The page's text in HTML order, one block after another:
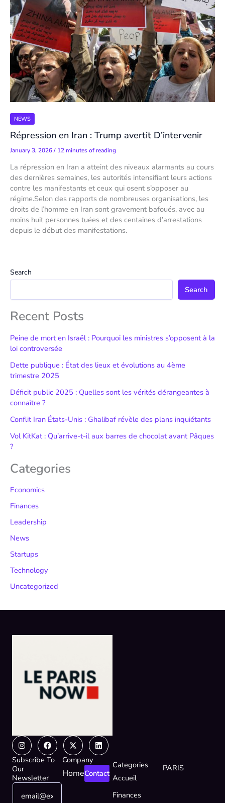
NEWS
Répression en Iran : Trump avertit D’intervenir
January 3, 2026/ 12 minutes of reading
La répression en Iran a atteint des niveaux alarmants au cours
des dernières semaines, les autorités intensifiant leurs actions
contre les manifestants et ceux qui osent s’opposer au
régime.Selon des rapports de nombreuses organisations, les
droits de l’homme en Iran sont gravement bafoués, avec au
moins huit personnes tuées et des centaines d’arrestations
depuis le début des manifestations.
Search
Search
Recent Posts
Peine de mort en Israël : Pourquoi les ministres s’opposent à la
loi controversée
Dette publique : État des lieux et évolutions au 4ème
trimestre 2025
Déficit public 2025 : Quelles sont les vérités dérangeantes à
connaître ?
Conflit Iran États-Unis : Ghalibaf révèle des plans inquiétants
Vol KitKat : Qu’arrive-t-il aux barres de chocolat avant Pâques
?
Categories
Economics
Finances
Leadership
News
Startups
Technology
Uncategorized
InstagramFacebook
X-
twitter
Linkedin
Subscribe To
Our
Newsletter
EE
Company
HomeContact
Categories
Accueil
Finances
PARIS